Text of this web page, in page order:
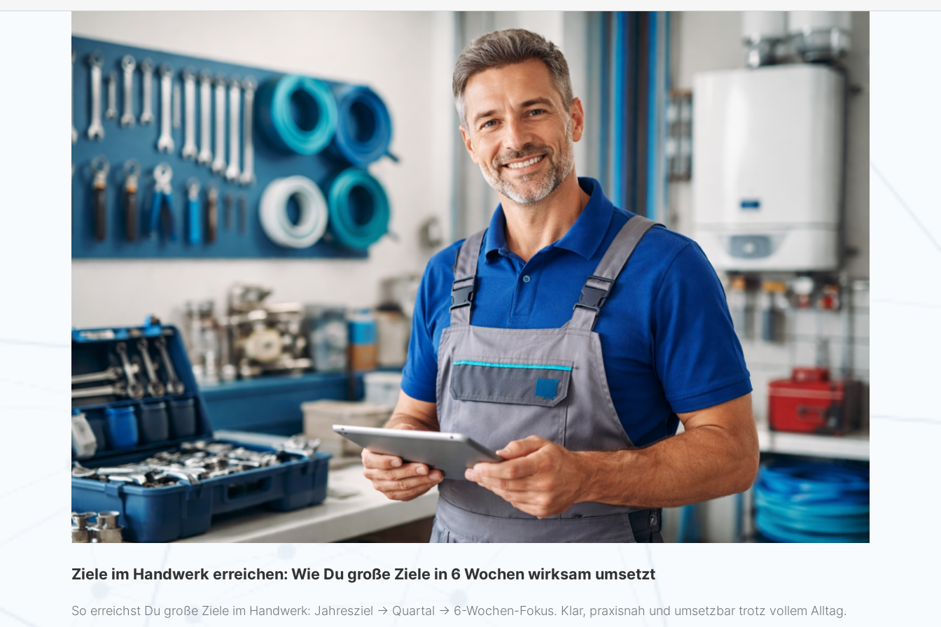
Ziele im Handwerk erreichen: Wie Du große Ziele in 6 Wochen wirksam umsetzt
So erreichst Du große Ziele im Handwerk: Jahresziel → Quartal → 6-Wochen-Fokus. Klar, praxisnah und umsetzbar trotz vollem Alltag.